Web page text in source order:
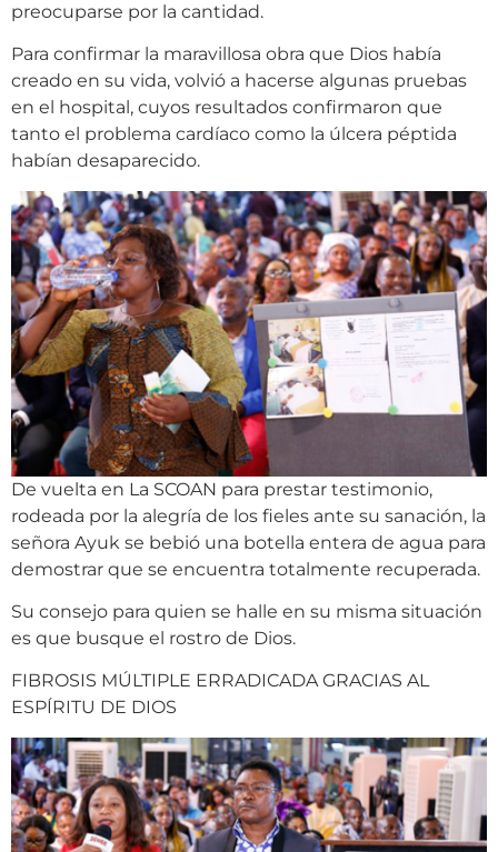
preocuparse por la cantidad.
Para confirmar la maravillosa obra que Dios había
creado en su vida, volvió a hacerse algunas pruebas
en el hospital, cuyos resultados confirmaron que
tanto el problema cardíaco como la úlcera péptida
habían desaparecido.
De vuelta en La SCOAN para prestar testimonio,
rodeada por la alegría de los fieles ante su sanación, la
señora Ayuk se bebió una botella entera de agua para
demostrar que se encuentra totalmente recuperada.
Su consejo para quien se halle en su misma situación
es que busque el rostro de Dios.
FIBROSIS MÚLTIPLE ERRADICADA GRACIAS AL
ESPÍRITU DE DIOS